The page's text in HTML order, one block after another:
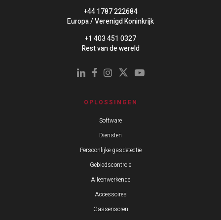
+44 1787 222684
Europa / Verenigd Koninkrijk
+1 403 451 0327
Rest van de wereld
OPLOSSINGEN
Software
Diensten
Persoonlijke gasdetectie
Gebiedscontrole
Alleenwerkende
Accessoires
Gassensoren